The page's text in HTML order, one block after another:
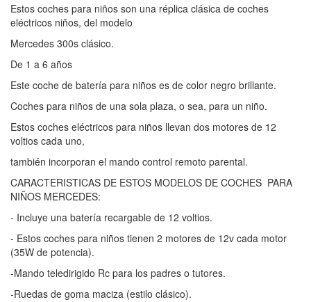
Estos coches para niños son una réplica clásica de coches
eléctricos niños, del modelo
Mercedes 300s clásico.
De 1 a 6 años
Este coche de batería para niños es de color negro brillante.
Coches para niños de una sola plaza, o sea, para un niño.
Estos coches eléctricos para niños llevan dos motores de 12
voltios cada uno,
también incorporan el mando control remoto parental.
CARACTERISTICAS DE ESTOS MODELOS DE COCHES PARA
NIÑOS MERCEDES:
- Incluye una batería recargable de 12 voltios.
- Estos coches para niños tienen 2 motores de 12v cada motor
(35W de potencia).
-Mando teledirigido Rc para los padres o tutores.
-Ruedas de goma maciza (estilo clásico).